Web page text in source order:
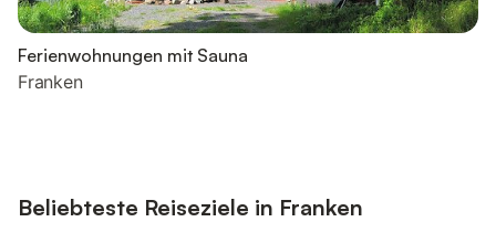
Ferienwohnungen mit Sauna
Franken
Beliebteste Reiseziele in Franken